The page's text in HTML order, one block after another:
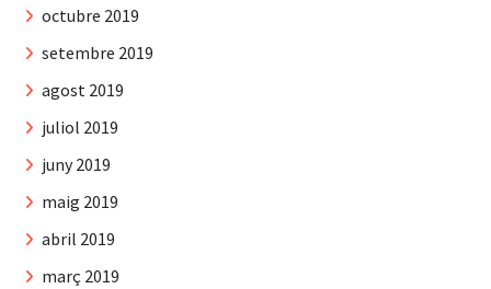
octubre 2019
setembre 2019
agost 2019
juliol 2019
juny 2019
maig 2019
abril 2019
març 2019